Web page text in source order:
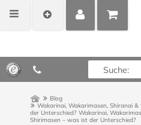
MEIN
0,00
Blog
Wakarinai, Wakarimasen, Shiranai
der Unterschied? Wakarinai,
Shirimasen – was ist der Unterschied?